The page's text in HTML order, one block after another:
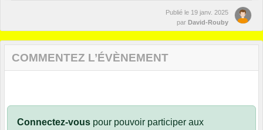
Publié le 19 janv. 2025
par David-Rouby
COMMENTEZ L’ÉVÈNEMENT
Connectez-vous pour pouvoir participer aux